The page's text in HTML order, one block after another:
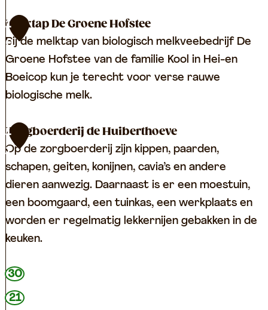
m
a
a
t
D
A
p
p
e
l
b
o
r
o
e
v
e
N
a
t
u
u
c
e
n
t
r
u
m
e
S
1
0
Melktap De Groene Hofstee
Bij de melktap van biologisch melkveebedrijf De
Groene Hofstee van de familie Kool in Hei-en
Boeicop kun je terecht voor verse rauwe
biologische melk.
M
e
l
k
t
a
p
e
G
1
1
Zorgboerderij de Huiberthoeve
Op de zorgboerderij zijn kippen, paarden,
schapen, geiten, konijnen, cavia’s en andere
dieren aanwezig. Daarnaast is er een moestuin,
een boomgaard, een tuinkas, een werkplaats en
worden er regelmatig lekkernijen gebakken in de
keuken.
Z
o
30
21